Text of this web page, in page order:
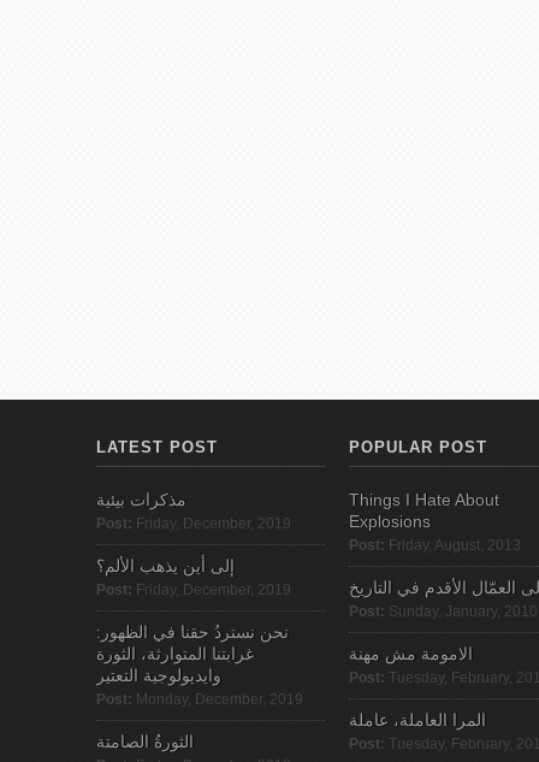
LATEST POST
مذكرات بيئية
Post: Friday, December, 2019
إلى أين يذهب الألم؟
Post: Friday, December, 2019
نحن نستردُ حقنا في الظهور:
غرابتنا المتوارثة، الثورة
وايديولوجية التعتير
Post: Monday, December, 2019
الثورةُ الصامتة
POPULAR POST
Things I Hate About
Explosions
Post: Friday, August, 2013
العمّال الأقدم في التاريخ
Post: Sunday, January, 2010
الامومة مش مهنة
Post: Tuesday, February,
المرا العاملة، عاملة
Post: Tuesday, February,